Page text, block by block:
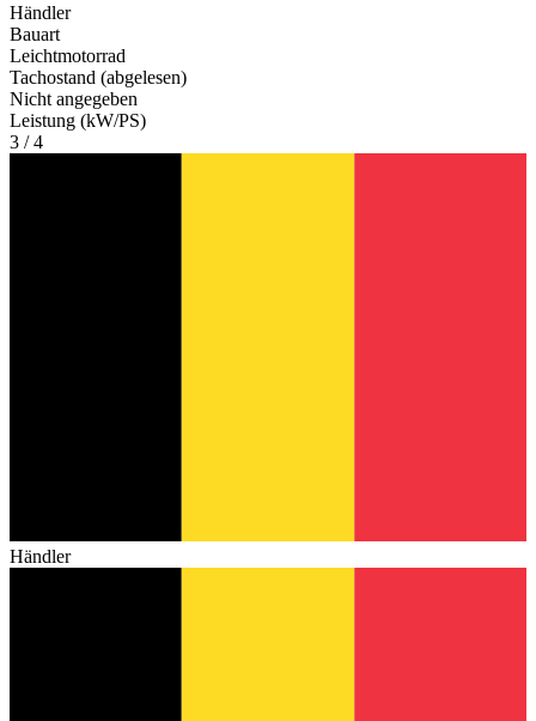
Händler
Bauart
Leichtmotorrad
Tachostand (abgelesen)
Nicht angegeben
Leistung (kW/PS)
3 / 4
Händler